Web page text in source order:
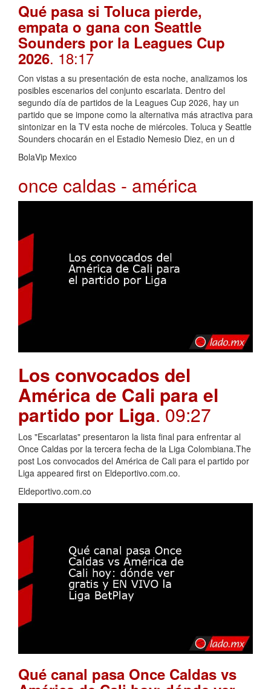
Qué pasa si Toluca pierde,
empata o gana con Seattle
Sounders por la Leagues Cup
2026. 18:17
Con vistas a su presentación de esta noche, analizamos los
posibles escenarios del conjunto escarlata. Dentro del
segundo día de partidos de la Leagues Cup 2026, hay un
partido que se impone como la alternativa más atractiva para
sintonizar en la TV esta noche de miércoles. Toluca y Seattle
Sounders chocarán en el Estadio Nemesio Diez, en un d
BolaVip Mexico
once caldas - américa
Los convocados del
América de Cali para el
partido por Liga. 09:27
Los "Escarlatas" presentaron la lista final para enfrentar al
Once Caldas por la tercera fecha de la Liga Colombiana.The
post Los convocados del América de Cali para el partido por
Liga appeared first on Eldeportivo.com.co.
Eldeportivo.com.co
Qué canal pasa Once Caldas vs